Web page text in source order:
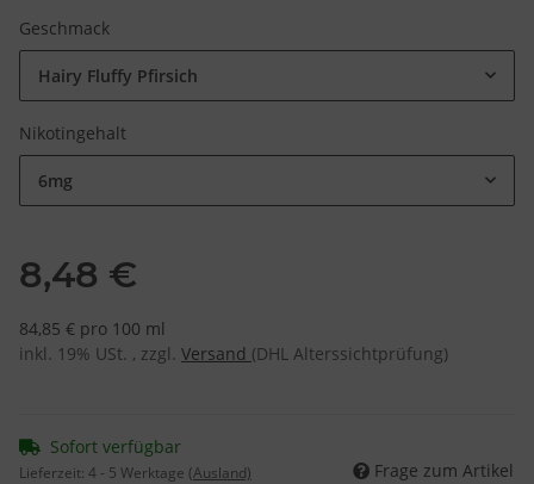
Geschmack
Hairy Fluffy Pfirsich
Nikotingehalt
6mg
8,48 €
84,85 € pro 100 ml
inkl. 19% USt. , zzgl. Versand (DHL Alterssichtprüfung)
Sofort verfügbar
Lieferzeit: 4 - 5 Werktage (Ausland) Frage zum Artikel